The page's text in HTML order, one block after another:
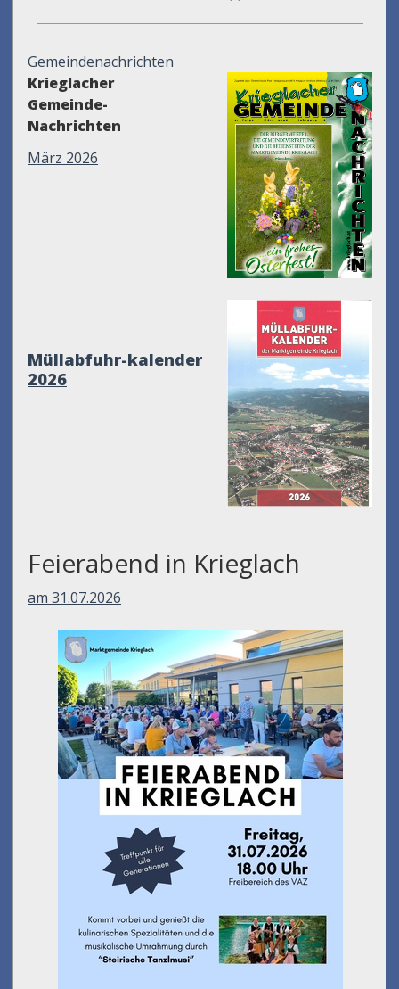
Gemeindenachrichten
Krieglacher
Gemeinde-
Nachrichten
März 2026
Müllabfuhr-kalender
2026
Feierabend in Krieglach
am 31.07.2026